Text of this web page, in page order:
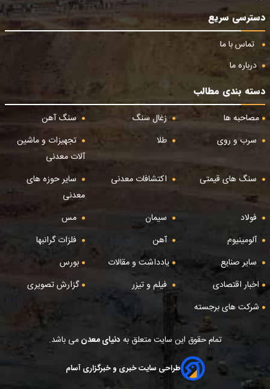
دسترسی سریع
تماس با ما
درباره ما
دسته بندی مطالب
مصاحبه ها
زغال سنگ
سنگ آهن
سرب و روی
طلا
تجهیزات و ماشین
آلات معدنی
سنگ های قیمتی
اکتشافات معدنی
سایر حوزه های
معدنی
فولاد
سیمان
مس
آلومینیوم
آهن
فلزات گرانبها
سایر صنایع
یادداشت و مقالات
بورس
اخبار اقتصادی
فیلم و تیزر
گزارش تصویری
شرکت های برجسته
تمام حقوق این سایت متعلق به دنیای معدنمی باشد.
طراحی سایت خبری و خبرگزاری آسام